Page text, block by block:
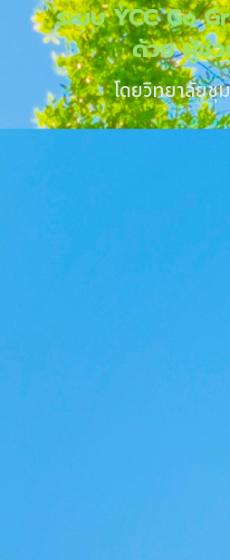
ระบบ YCC Go
ด้วย ผู้ช่
โดยวิทยาลัยชุ